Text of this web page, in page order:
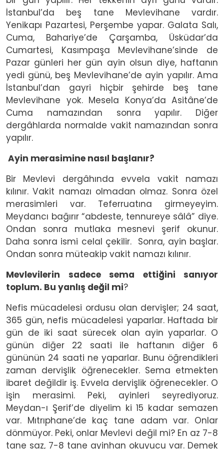
İstanbul’da beş tane Mevlevihane vardır.
Yenikapı Pazartesi, Perşembe yapar. Galata Salı,
Cuma, Bahariye’de Çarşamba, Üsküdar’da
Cumartesi, Kasımpaşa Mevlevihane’sinde de
Pazar günleri her gün ayin olsun diye, haftanın
yedi günü, beş Mevlevihane’de ayin yapılır. Ama
İstanbul’dan gayri hiçbir şehirde beş tane
Mevlevihane yok. Mesela Konya’da Asitâne’de
Cuma namazından sonra yapılır. Diğer
dergâhlarda normalde vakit namazından sonra
yapılır.
Ayin merasimine nasıl başlanır?
Bir Mevlevi dergâhında evvela vakit namazı
kılınır. Vakit namazı olmadan olmaz. Sonra özel
merasimleri var. Teferruatına girmeyeyim.
Meydancı bağırır “abdeste, tennureye sâlâ” diye.
Ondan sonra mutlaka mesnevi şerif okunur.
Daha sonra ismi celal çekilir. Sonra, ayin başlar.
Ondan sonra müteakip vakit namazı kılınır.
Mevlevilerin sadece sema ettiğini sanıyor
toplum. Bu yanlış değil mi?
Nefis mücadelesi ordusu olan dervişler; 24 saat,
365 gün, nefis mücadelesi yaparlar. Haftada bir
gün de iki saat sürecek olan ayin yaparlar. O
günün diğer 22 saati ile haftanın diğer 6
gününün 24 saati ne yaparlar. Bunu öğrendikleri
zaman dervişlik öğrenecekler. Sema etmekten
ibaret değildir iş. Evvela dervişlik öğrenecekler. O
işin merasimi. Peki, ayinleri seyrediyoruz.
Meydan-ı Şerif’de diyelim ki 15 kadar semazen
var. Mıtrıphane’de kaç tane adam var. Onlar
dönmüyor. Peki, onlar Mevlevi değil mi? En az 7-8
tane saz, 7-8 tane ayinhan okuyucu var. Demek